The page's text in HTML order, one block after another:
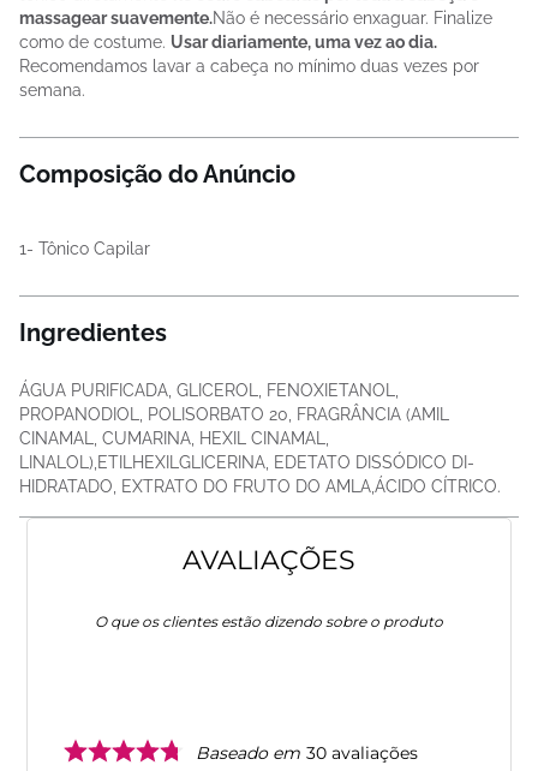
massagear suavemente.Não é necessário enxaguar. Finalize
como de costume. Usar diariamente, uma vez ao dia.
Recomendamos lavar a cabeça no mínimo duas vezes por
semana.
Composição do Anúncio
1- Tônico Capilar
Ingredientes
ÁGUA PURIFICADA, GLICEROL, FENOXIETANOL,
PROPANODIOL, POLISORBATO 20, FRAGRÂNCIA (AMIL
CINAMAL, CUMARINA, HEXIL CINAMAL,
LINALOL),ETILHEXILGLICERINA, EDETATO DISSÓDICO DI-
HIDRATADO, EXTRATO DO FRUTO DO AMLA,ÁCIDO CÍTRICO.
AVALIAÇÕES
O que os clientes estão dizendo sobre o produto
Baseado em 30 avaliações